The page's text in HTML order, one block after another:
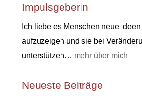
Impulsgeberin
Ich liebe es Menschen neue
aufzuzeigen und sie bei
unterstützen… mehr über mich
Neueste Beiträge